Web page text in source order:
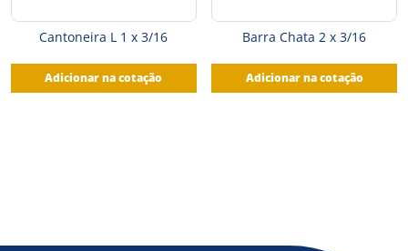
Cantoneira L 1 x 3/16
Adicionar na cotação
Barra Chata 2 x 3/16
Adicionar na cotação